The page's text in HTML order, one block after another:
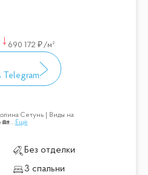
690 172 /м²
Сетунь | Виды на
🏡... Ещё
Без отделки
3 спальни